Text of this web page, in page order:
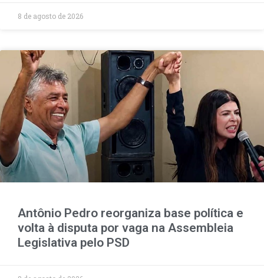
8 de agosto de 2026
Antônio Pedro reorganiza base política e
volta à disputa por vaga na Assembleia
Legislativa pelo PSD